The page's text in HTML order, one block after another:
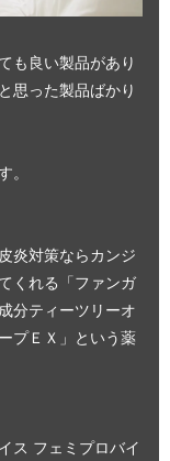
も良い製品があり
思った製品ばかり
。
炎対策ならカンジ
くれる「ファンガ
分ティーツリーオ
プＥＸ」という薬
ス フェミプロバイ